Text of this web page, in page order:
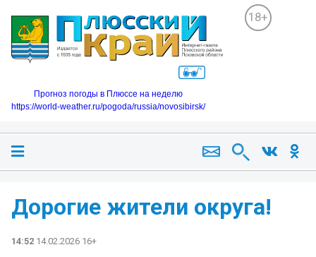
18+
Прогноз погоды в Плюссе на неделю
https://world-weather.ru/pogoda/russia/novosibirsk/
Дорогие жители округа!
14:52 14.02.2026 16+